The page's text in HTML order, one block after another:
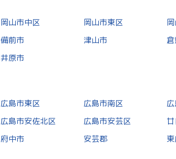
岡山市中区 岡山市東区
備前市 津山市
井原市
広島市東区 広島市南区
広島市安佐北区 広島市安芸区
府中市 安芸郡